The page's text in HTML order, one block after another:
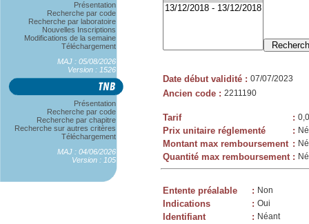
Présentation
Recherche par code
Recherche par laboratoire
Nouvelles Inscriptions
Modifications de la semaine
Téléchargement
MAJ : 05/08/2026
Version : 1526
Présentation
Recherche par code
Recherche par chapitre
Recherche sur autres critères
Téléchargement
MAJ : 04/06/2026
Version : 105
Date début validité : 07/07/2023
Ancien code : 2211190
Tarif :
Prix unitaire réglementé :
Montant max remboursement :
Quantité max remboursement :
Entente préalable : Non
Indications : Oui
Identifiant : Néant